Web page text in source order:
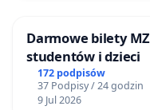
Darmowe bilety
studentów i dzieci
172 podpisów
37 Podpisy / 24 godzin
9 Jul 2026